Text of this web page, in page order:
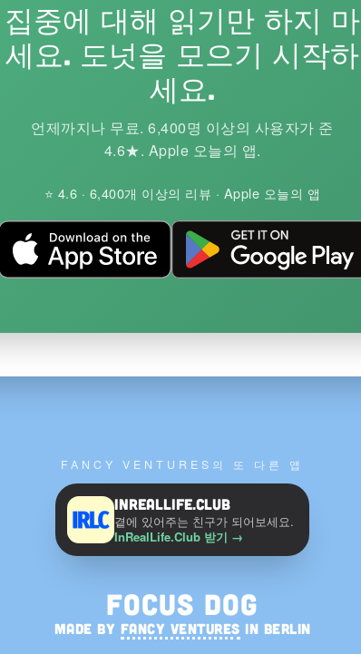
집중에 대해 읽기만 하지 마
세요. 도넛을 모으기 시작하
세요.
언제까지나 무료. 6,400명 이상의 사용자가 준
4.6★. Apple 오늘의 앱.
⭐ 4.6 · 6,400개 이상의 리뷰 · Apple 오늘의 앱
FANCY VENTURES의 또 다른 앱
InRealLife.Club
곁에 있어주는 친구가 되어보세요.
InRealLife.Club 받기 →
Focus Dog
MADE BY FANCY VENTURES IN BERLIN